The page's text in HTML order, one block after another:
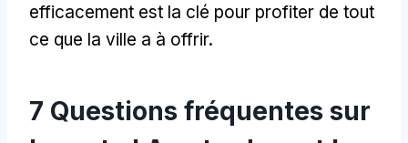
efficacement est la clé pour profiter de tout
ce que la ville a à offrir.
7 Questions fréquentes sur